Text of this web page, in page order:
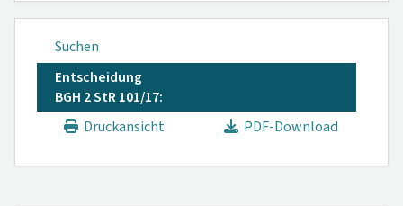
Suchen
Entscheidung
BGH 2 StR 101/17:
Druckansicht
PDF-Download